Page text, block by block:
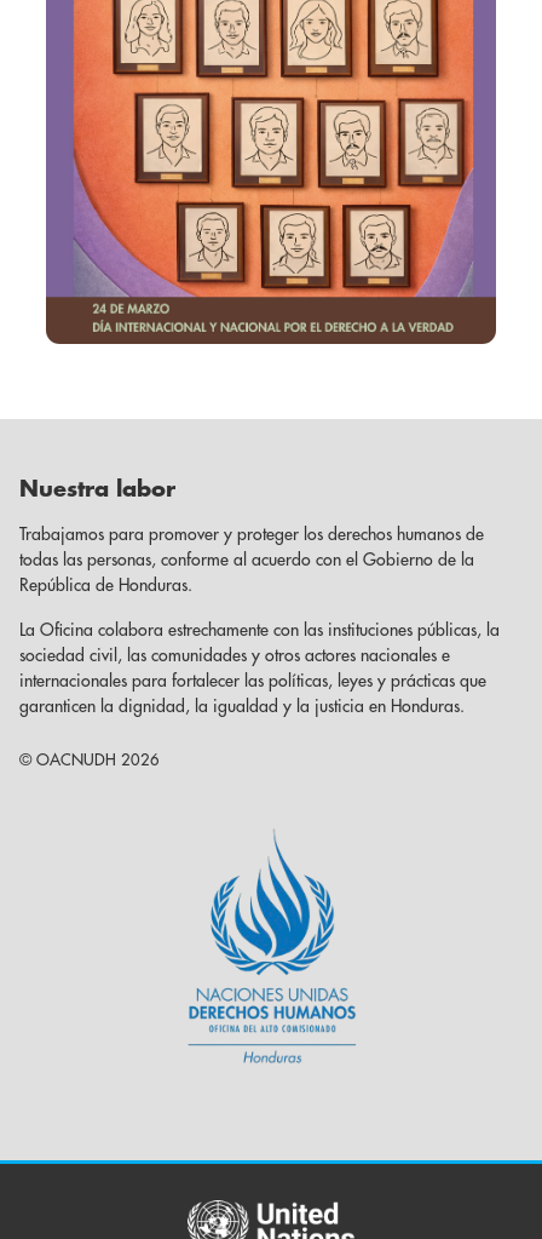
Nuestra labor
Trabajamos para promover y proteger los derechos humanos de
todas las personas, conforme al acuerdo con el Gobierno de la
República de Honduras.
La Oficina colabora estrechamente con las instituciones públicas, la
sociedad civil, las comunidades y otros actores nacionales e
internacionales para fortalecer las políticas, leyes y prácticas que
garanticen la dignidad, la igualdad y la justicia en Honduras.
© OACNUDH 2026